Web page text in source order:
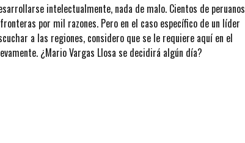
intelectualmente, nada de malo. Cientos de peruanos
por mil razones. Pero en el caso específico de un líder
a las regiones, considero que se le requiere aquí en el
¿Mario Vargas Llosa se decidirá algún día?